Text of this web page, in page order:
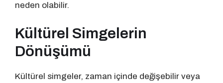
neden olabilir.
Kültürel Simgelerin
Dönüşümü
Kültürel simgeler, zaman içinde değişebilir veya